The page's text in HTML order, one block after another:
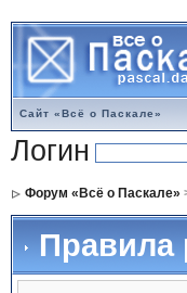
Сайт «Всё о Паскале»
Логин
Форум «Всё о Паскале»
Правила